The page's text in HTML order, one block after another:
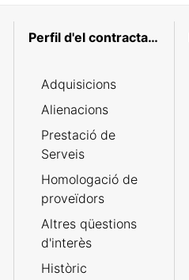
Perfil d'el contractant
Adquisicions
Alienacions
Prestació de
Serveis
Homologació de
proveïdors
Altres qüestions
d'interès
Històric